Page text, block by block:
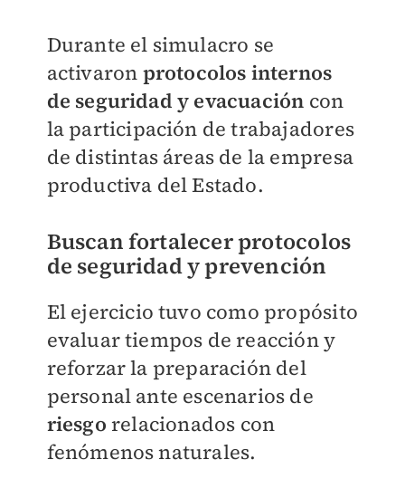
Durante el simulacro se
activaron protocolos internos
de seguridad y evacuación con
la participación de trabajadores
de distintas áreas de la empresa
productiva del Estado.
Buscan fortalecer protocolos
de seguridad y prevención
El ejercicio tuvo como propósito
evaluar tiempos de reacción y
reforzar la preparación del
personal ante escenarios de
riesgo relacionados con
fenómenos naturales.